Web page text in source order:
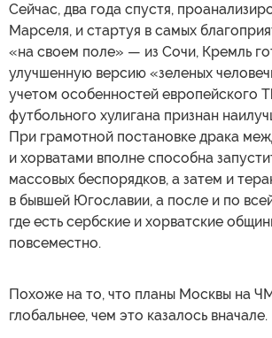
Сейчас, два года спустя,
Марселя, и стартуя в самых
«на своем поле» — из Сочи, Кремль
улучшенную версию «зеленых
учетом особенностей европейского
футбольного хулигана признан
При грамотной постановке драка
и хорватами вполне способна
массовых беспорядков, а затем и
в бывшей Югославии, а после и по
где есть сербские и хорватские
повсеместно.
Похоже на то, что планы Москвы на
глобальнее, чем это казалось вначале.